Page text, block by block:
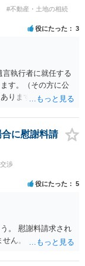
と などを記載した
す。
#不動産・土地の相続
役にたった 3
執行者に就任する
す。（その方に公
ります） 事前に了
ときの報酬だけ、
、法務局に預けた自
能性 ⇒自筆の遺言
書の有無を照会す
遺言の存在を親族
なかったものにす
てみないと判断が
に慰謝料請
渉
役にたった 5
。 慰謝料請求され
ん。